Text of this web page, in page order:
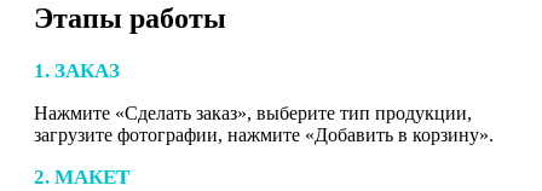
Этапы работы
1. ЗАКАЗ
Нажмите «Сделать заказ», выберите тип продукции,
загрузите фотографии, нажмите «Добавить в корзину».
2. МАКЕТ